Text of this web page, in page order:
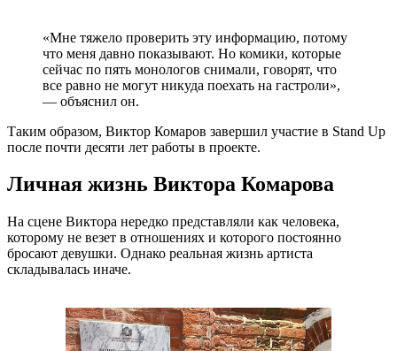
«Мне тяжело проверить эту информацию, потому
что меня давно показывают. Но комики, которые
сейчас по пять монологов снимали, говорят, что
все равно не могут никуда поехать на гастроли»,
— объяснил он.
Таким образом, Виктор Комаров завершил участие в Stand Up
после почти десяти лет работы в проекте.
Личная жизнь Виктора Комарова
На сцене Виктора нередко представляли как человека,
которому не везет в отношениях и которого постоянно
бросают девушки. Однако реальная жизнь артиста
складывалась иначе.